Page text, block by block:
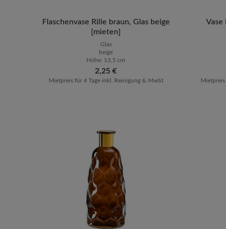
Produkt Anzahl: Gib den
Flaschenvase Rille braun, Glas beige
[mieten]
Glas
beige
Höhe: 13,5 cm
Regulärer Preis:
2,25 €
Mietpreis für 4 Tage inkl. Reinigung & MwSt
Vase